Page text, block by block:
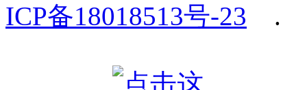
ICP备18018513号-23 .